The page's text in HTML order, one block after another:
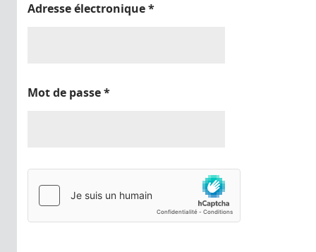
Adresse électronique*
Mot de passe*